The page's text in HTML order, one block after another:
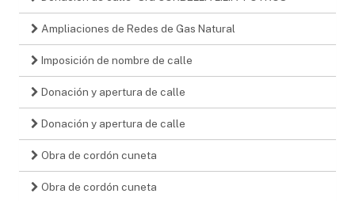
Ampliaciones de Redes de Gas Natural
Imposición de nombre de calle
Donación y apertura de calle
Donación y apertura de calle
Obra de cordón cuneta
Obra de cordón cuneta